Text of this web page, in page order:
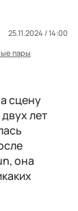
25.11.2024 / 14:00
пары
сцену
лет
она